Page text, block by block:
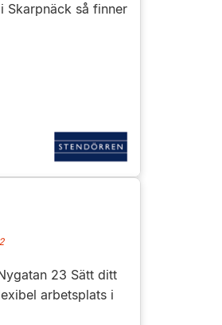
Skarpnäck så finner
23 Sätt ditt
arbetsplats i